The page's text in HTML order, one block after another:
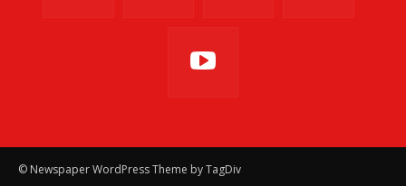
© Newspaper WordPress Theme by TagDiv